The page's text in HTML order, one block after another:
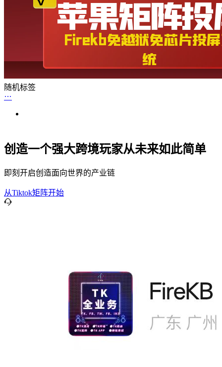
随机标签
创造一个强大跨境玩家从未来如此简单
即刻开启创造面向世界的产业链
从Tiktok矩阵开始